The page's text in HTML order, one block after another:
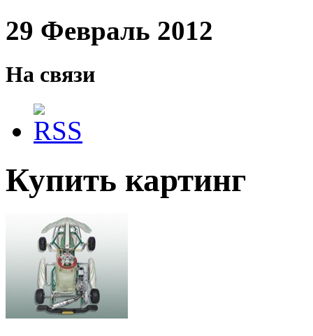
29 Февраль 2012
На связи
Купить картинг